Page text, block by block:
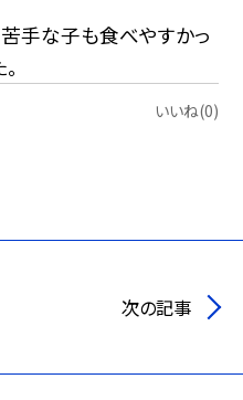
手な子も食べやすかっ
いいね(0)
次の記事